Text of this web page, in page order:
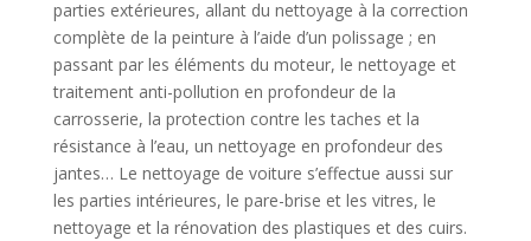
parties extérieures, allant du nettoyage à la correction
complète de la peinture à l’aide d’un polissage ; en
passant par les éléments du moteur, le nettoyage et
traitement anti-pollution en profondeur de la
carrosserie, la protection contre les taches et la
résistance à l’eau, un nettoyage en profondeur des
jantes… Le nettoyage de voiture s’effectue aussi sur
les parties intérieures, le pare-brise et les vitres, le
nettoyage et la rénovation des plastiques et des cuirs.